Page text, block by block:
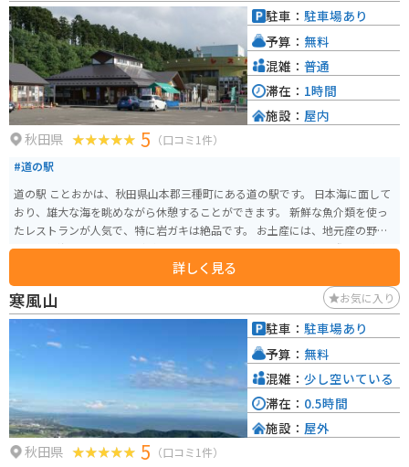
秋田県 5 （口コミ1件）
#道の駅
道の駅 ことおかは、秋田県山本郡三種町にある道の駅です。 日本海に面して
おり、雄大な海を眺めながら休憩することができます。 新鮮な魚介類を使っ
たレストランが人気で、特に岩ガキは絶品です。 お土産には、地元産の野菜
や果物、海産物加工品などが販売されています。 バイクで訪れる際は、道の
駅から海岸線沿いを走るのがおすすめです。 日本海の潮風を感じながら、快
適なツーリングを楽しむことができます。 道の駅には、バイクスタンドや空
気入れなども完備されているので安心です。 周辺には、海水浴場やキャンプ
場など、観光スポットも充実しています。 道の駅 ことおかを拠点に、秋田の
魅力を満喫してみてはいかがでしょうか。
詳しく見る
駐車： 駐車場あり
予算： 無料
混雑： 普通
滞在： 1時間
施設： 屋内
寒風山 お気に入り
秋田県 5 （口コミ1件）
駐車： 駐車場あり
予算： 無料
混雑： 少し空いている
滞在： 0.5時間
施設： 屋外